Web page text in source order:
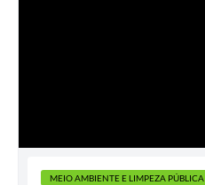
MEIO AMBIENTE E LIMPEZA PÚBLICA